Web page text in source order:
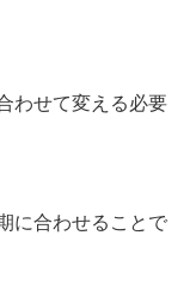
わせて変える必要
に合わせることで